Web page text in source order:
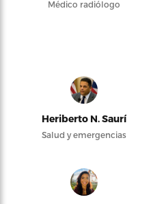
Médico radiólogo
Heriberto N. Saurí
Salud y emergencias